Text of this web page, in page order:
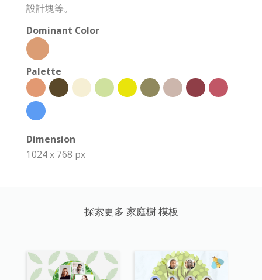
設計塊等。
Dominant Color
Palette
Dimension
1024 x 768 px
探索更多 家庭樹 模板